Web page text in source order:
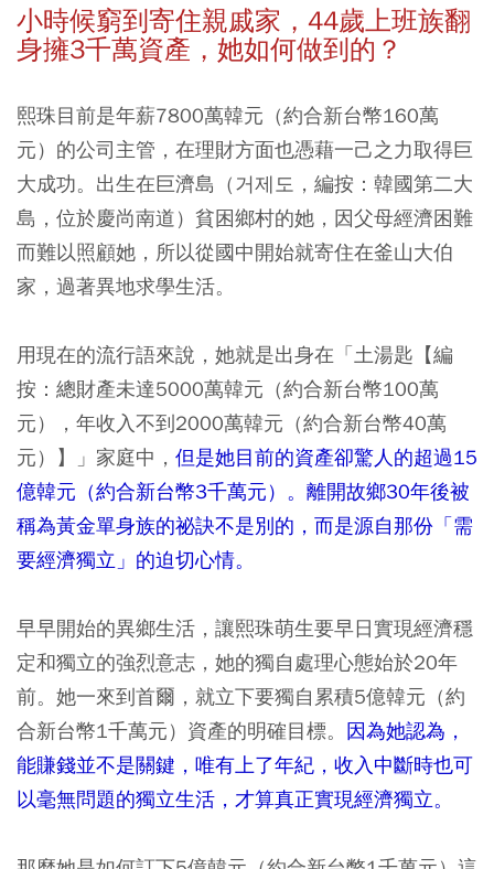
小時候窮到寄住親戚家，44歲上班族翻
身擁3千萬資產，她如何做到的？
熙珠目前是年薪7800萬韓元（約合新台幣160萬
元）的公司主管，在理財方面也憑藉一己之力取得巨
大成功。出生在巨濟島（거제도，編按：韓國第二大
島，位於慶尚南道）貧困鄉村的她，因父母經濟困難
而難以照顧她，所以從國中開始就寄住在釜山大伯
家，過著異地求學生活。
用現在的流行語來說，她就是出身在「土湯匙【編
按：總財產未達5000萬韓元（約合新台幣100萬
元），年收入不到2000萬韓元（約合新台幣40萬
元）】」家庭中， 但是她目前的資產卻驚人的超過15
億韓元（約合新台幣3千萬元）。離開故鄉30年後被
稱為黃金單身族的祕訣不是別的，而是源自那份「需
要經濟獨立」的迫切心情。
早早開始的異鄉生活，讓熙珠萌生要早日實現經濟穩
定和獨立的強烈意志，她的獨自處理心態始於20年
前。她一來到首爾，就立下要獨自累積5億韓元（約
合新台幣1千萬元）資產的明確目標。 因為她認為，
能賺錢並不是關鍵，唯有上了年紀，收入中斷時也可
以毫無問題的獨立生活，才算真正實現經濟獨立。